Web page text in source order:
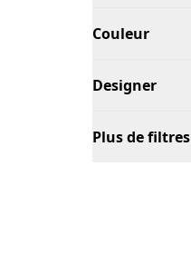
Couleur
Designer
Plus de filtres